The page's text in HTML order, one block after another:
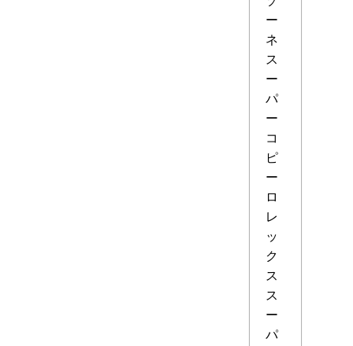
ー
ネ
ス
ー
パ
ー
コ
ピ
ー
ロ
レ
ッ
ク
ス
ス
ー
パ